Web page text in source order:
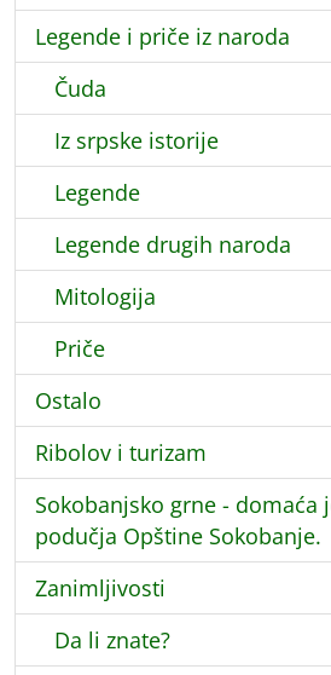
Legende i priče iz naroda
Čuda
Iz srpske istorije
Legende
Legende drugih naroda
Mitologija
Priče
Ostalo
Ribolov i turizam
Sokobanjsko grne - domaća
podučja Opštine Sokobanje.
Zanimljivosti
Da li znate?